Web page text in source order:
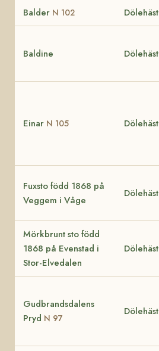
Balder N 102 Dölehäst
Baldine Dölehäst
Einar N 105 Dölehäst
Fuxsto född 1868 på
Veggem i Våge
Dölehäst
Mörkbrunt sto född
1868 på Evenstad i
Stor-Elvedalen
Dölehäst
Gudbrandsdalens
Pryd N 97
Dölehäst